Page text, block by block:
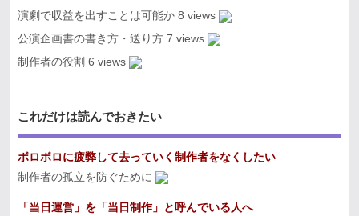
演劇で収益を出すことは可能か 8 views
公演企画書の書き方・送り方 7 views
制作者の役割 6 views
これだけは読んでおきたい
ボロボロに疲弊して去っていく制作者をなくしたい
制作者の孤立を防ぐために
「当日運営」を「当日制作」と呼んでいる人へ